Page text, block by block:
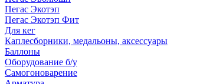
Пегас Экотэп
Пегас Экотэп Фит
Для кег
Каплесборники, медальоны, аксессуары
Баллоны
Оборудование б/у
Самогоноварение